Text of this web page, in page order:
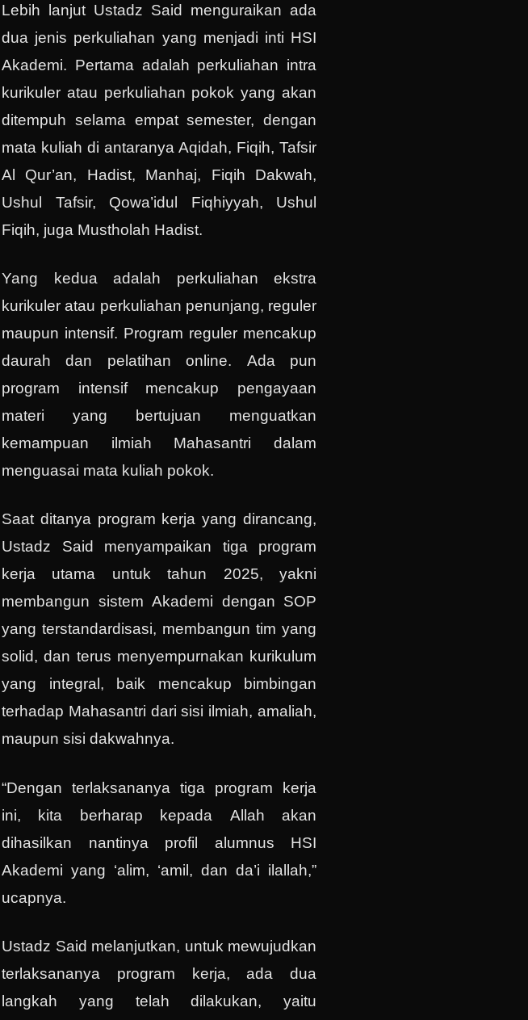
Lebih lanjut Ustadz Said menguraikan ada
dua jenis perkuliahan yang menjadi inti HSI
Akademi. Pertama adalah perkuliahan intra
kurikuler atau perkuliahan pokok yang akan
ditempuh selama empat semester, dengan
mata kuliah di antaranya Aqidah, Fiqih, Tafsir
Al Qur’an, Hadist, Manhaj, Fiqih Dakwah,
Ushul Tafsir, Qowa’idul Fiqhiyyah, Ushul
Fiqih, juga Mustholah Hadist.
Yang kedua adalah perkuliahan ekstra
kurikuler atau perkuliahan penunjang, reguler
maupun intensif. Program reguler mencakup
daurah dan pelatihan online. Ada pun
program intensif mencakup pengayaan
materi yang bertujuan menguatkan
kemampuan ilmiah Mahasantri dalam
menguasai mata kuliah pokok.
Saat ditanya program kerja yang dirancang,
Ustadz Said menyampaikan tiga program
kerja utama untuk tahun 2025, yakni
membangun sistem Akademi dengan SOP
yang terstandardisasi, membangun tim yang
solid, dan terus menyempurnakan kurikulum
yang integral, baik mencakup bimbingan
terhadap Mahasantri dari sisi ilmiah, amaliah,
maupun sisi dakwahnya.
“Dengan terlaksananya tiga program kerja
ini, kita berharap kepada Allah akan
dihasilkan nantinya profil alumnus HSI
Akademi yang ‘alim, ‘amil, dan da’i ilallah,”
ucapnya.
Ustadz Said melanjutkan, untuk mewujudkan
terlaksananya program kerja, ada dua
langkah yang telah dilakukan, yaitu